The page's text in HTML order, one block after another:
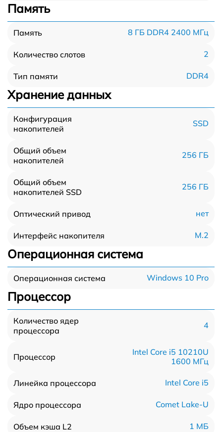
Память
Память 8 ГБ DDR4 2400 МГц
Количество слотов 2
Тип памяти DDR4
Хранение данных
Конфигурация
накопителей
SSD
Общий объем
накопителей
256 ГБ
Общий объем
накопителей SSD
256 ГБ
Оптический привод нет
Интерфейс накопителя M.2
Операционная система
Операционная система Windows 10 Pro
Процессор
Количество ядер
процессора
4
Процессор
Intel Core i5 10210U
1600 МГц
Линейка процессора Intel Core i5
Ядро процессора Comet Lake-U
Объем кэша L2 1 МБ